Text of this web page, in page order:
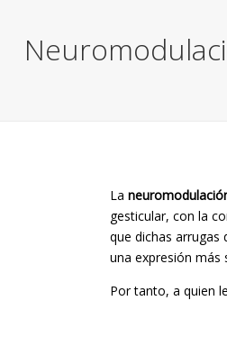
La
gesticular, con la
que dichas arrugas
una expresión más
Por tanto, a quien